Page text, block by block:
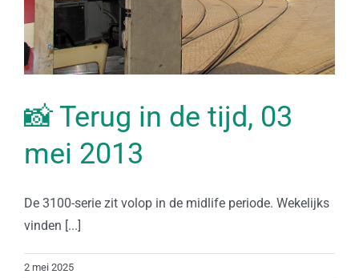
📸 Terug in de tijd, 03
mei 2013
De 3100-serie zit volop in de midlife periode. Wekelijks
vinden [...]
2 mei 2025